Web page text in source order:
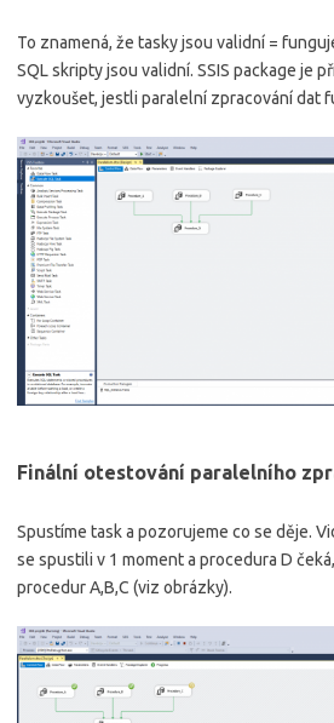
To znamená, že tasky jsou validní =
SQL skripty jsou validní. SSIS package je
vyzkoušet, jestli paralelní zpracování dat
Finální otestování paralelního
Spustíme task a pozorujeme co se děje.
se spustili v 1 moment a procedura D
procedur A,B,C (viz obrázky).